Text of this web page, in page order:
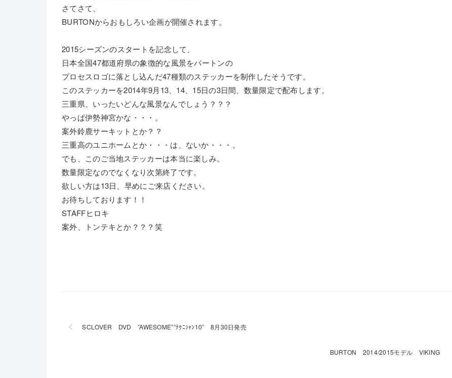
さてさて、
BURTONからおもしろい企画が開催されます。
2015シーズンのスタートを記念して、
日本全国47都道府県の象徴的な風景をバートンの
プロセスロゴに落とし込んだ47種類のステッカーを制作したそうです。
このステッカーを2014年9月13、14、15日の3日間、数量限定で配布します。
三重県、いったいどんな風景なんでしょう？？？
やっぱ伊勢神宮かな・・・。
案外鈴鹿サーキットとか？？
三重高のユニホームとか・・・は、ないか・・・。
でも、このご当地ステッカーは本当に楽しみ。
数量限定なのでなくなり次第終了です。
欲しい方は13日、早めにご来店ください。
お待ちしております！！
STAFFヒロキ
案外、トンテキとか？？？笑
SCLOVER DVD ”AWESOME””ﾃｸﾆｼｬﾝ10” 8月30日発売
BURTON 2014/2015モデル VIKING